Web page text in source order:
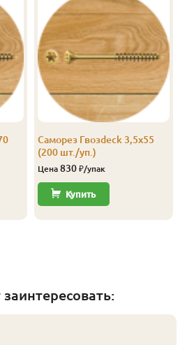
Саморез Гвозdeck 3,5х55
(200 шт./уп.)
Цена 830 ₽/упак
Купить